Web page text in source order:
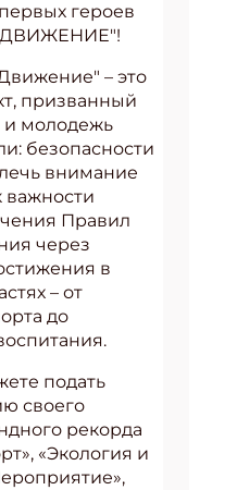
героев
– это
призванный
и молодежь
безопасности
внимание
важности
Правил
через
в
– от
до
подать
своего
рекорда
«Экология и